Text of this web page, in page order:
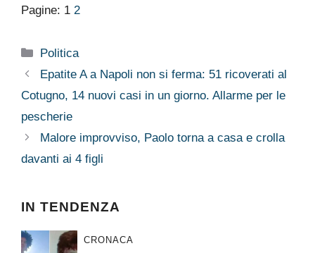
Pagine: 1 2
Categorie
Politica
Epatite A a Napoli non si ferma: 51 ricoverati al
Cotugno, 14 nuovi casi in un giorno. Allarme per le
pescherie
Malore improvviso, Paolo torna a casa e crolla
davanti ai 4 figli
IN TENDENZA
CRONACA